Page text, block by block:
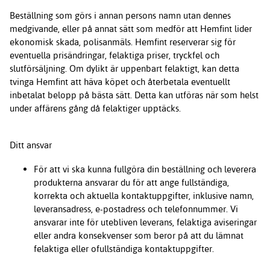
Beställning som görs i annan persons namn utan dennes
medgivande, eller på annat sätt som medför att Hemfint lider
ekonomisk skada, polisanmäls. Hemfint reserverar sig för
eventuella prisändringar, felaktiga priser, tryckfel och
slutförsäljning. Om dylikt är uppenbart felaktigt, kan detta
tvinga Hemfint att häva köpet och återbetala eventuellt
inbetalat belopp på bästa sätt. Detta kan utföras när som helst
under affärens gång då felaktiger upptäcks.
Ditt ansvar
För att vi ska kunna fullgöra din beställning och leverera
produkterna ansvarar du för att ange fullständiga,
korrekta och aktuella kontaktuppgifter, inklusive namn,
leveransadress, e-postadress och telefonnummer. Vi
ansvarar inte för utebliven leverans, felaktiga aviseringar
eller andra konsekvenser som beror på att du lämnat
felaktiga eller ofullständiga kontaktuppgifter.